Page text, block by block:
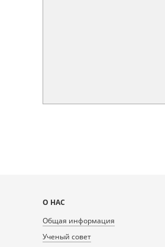
Карта
сайта
О НАС
Общая информация
Ученый совет